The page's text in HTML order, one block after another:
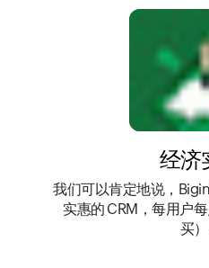
经济
我们可以肯定地说，
实惠的 CRM，每用户
买）